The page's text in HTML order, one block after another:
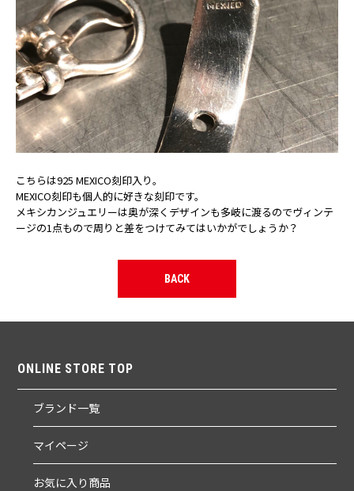
こちらは925 MEXICO刻印入り。
MEXICO刻印も個人的に好きな刻印です。
メキシカンジュエリーは奥が深くデザインも多岐に渡るのでヴィンテ
ージの1点もので周りと差をつけてみてはいかがでしょうか？
BACK
ONLINE STORE TOP
ブランド一覧
マイページ
お気に入り商品